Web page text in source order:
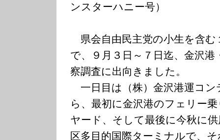
ンスターハニー号）
県会自由民主党の小生を含む
で、９月３日～７日迄、金沢港
察調査に出向きました。
一日目は（株）金沢港運コン
ら、最初に金沢港のフェリー
ヤード、そして最後に今秋に
区多目的国際ターミナルで、